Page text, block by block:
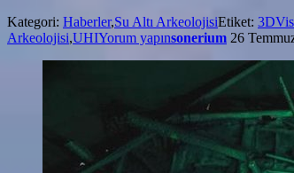
Arkeolojisi
Projesi
Kategori: Haberler,Su Altı ArkeolojisiEtiket:
Arkeolojisi,UHIYorum yapınsonerium 26